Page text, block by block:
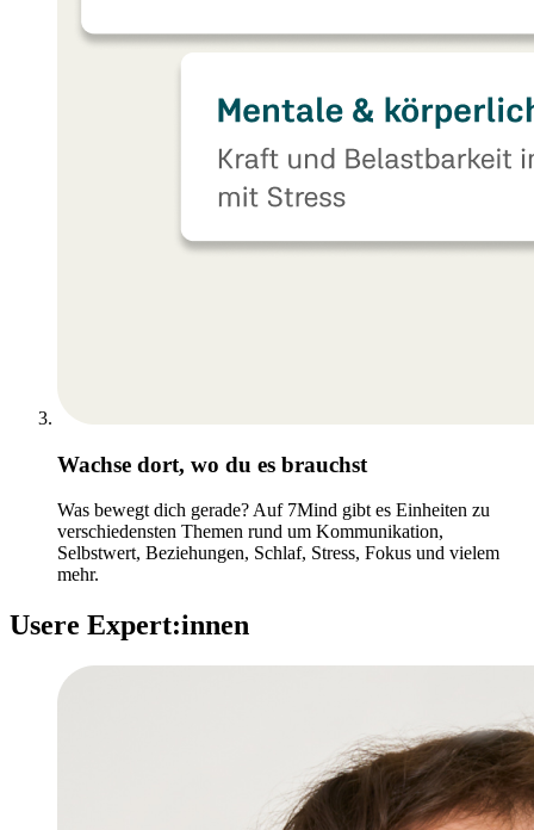
Wachse dort, wo du es brauchst
Was bewegt dich gerade? Auf 7Mind gibt es Einheiten zu
verschiedensten Themen rund um Kommunikation,
Selbstwert, Beziehungen, Schlaf, Stress, Fokus und vielem
mehr.
Usere Expert:innen